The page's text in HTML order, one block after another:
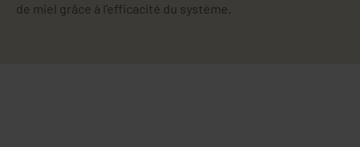
de miel grâce à l’efficacité du système.